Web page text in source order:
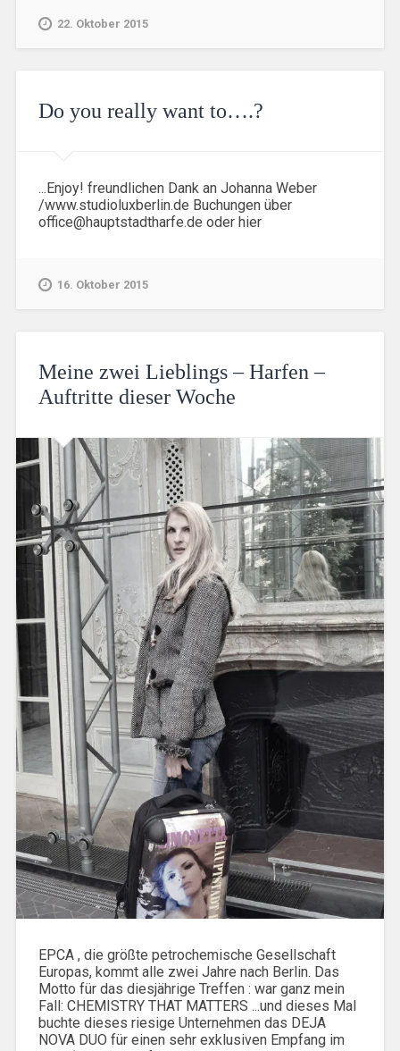
22. Oktober 2015
Do you really want to….?
...Enjoy! freundlichen Dank an Johanna Weber
/www.studioluxberlin.de Buchungen über
office@hauptstadtharfe.de oder hier
16. Oktober 2015
Meine zwei Lieblings – Harfen –
Auftritte dieser Woche
EPCA , die größte petrochemische Gesellschaft
Europas, kommt alle zwei Jahre nach Berlin. Das
Motto für das diesjährige Treffen : war ganz mein
Fall: CHEMISTRY THAT MATTERS ...und dieses Mal
buchte dieses riesige Unternehmen das DEJA
NOVA DUO für einen sehr exklusiven Empfang im